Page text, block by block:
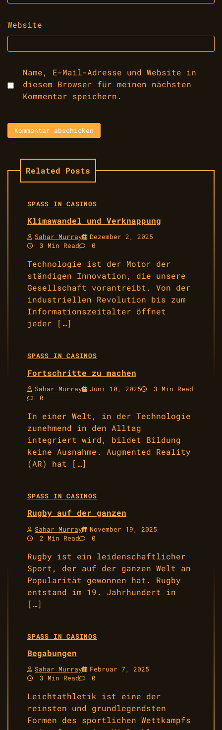
Website
Name, E-Mail-Adresse und Website in
diesem Browser für meinen nächsten
Kommentar speichern.
Related Posts
SPASS IN CASINOS
Klimawandel und Verknappung
Sahar Murray
Dezember 2, 2025
3 Min Read
0
Technologie ist der Motor der
ständigen Innovation, die unsere
Gesellschaft vorantreibt. Von der
industriellen Revolution bis zum
Informationszeitalter öffnet
jeder […]
SPASS IN CASINOS
Fortschritte zu machen
Sahar Murray Juni 10, 2025
3 Min Read
0
In einer Welt, in der Technologie
zunehmend in den Alltag
integriert wird, bildet Bildung
keine Ausnahme. Augmented Reality
(AR) hat […]
SPASS IN CASINOS
Rugby auf der ganzen
Sahar Murray
November 19, 2025
2 Min Read
0
Rugby ist ein leidenschaftlicher
Sport, der auf der ganzen Welt an
Popularität gewonnen hat. Rugby
entstand im 19. Jahrhundert in
[…]
SPASS IN CASINOS
Begabungen
Sahar Murray
Februar 7, 2025
3 Min Read
0
Leichtathletik ist eine der
reinsten und grundlegendsten
Formen des sportlichen Wettkampfs